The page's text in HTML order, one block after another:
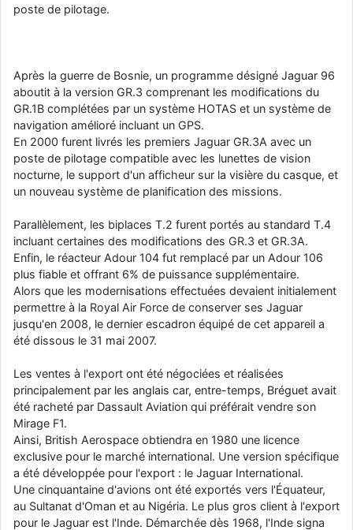
poste de pilotage.
Après la guerre de Bosnie, un programme désigné Jaguar 96
aboutit à la version GR.3 comprenant les modifications du
GR.1B complétées par un système HOTAS et un système de
navigation amélioré incluant un GPS.
En 2000 furent livrés les premiers Jaguar GR.3A avec un
poste de pilotage compatible avec les lunettes de vision
nocturne, le support d'un afficheur sur la visière du casque, et
un nouveau système de planification des missions.
Parallèlement, les biplaces T.2 furent portés au standard T.4
incluant certaines des modifications des GR.3 et GR.3A.
Enfin, le réacteur Adour 104 fut remplacé par un Adour 106
plus fiable et offrant 6% de puissance supplémentaire.
Alors que les modernisations effectuées devaient initialement
permettre à la Royal Air Force de conserver ses Jaguar
jusqu'en 2008, le dernier escadron équipé de cet appareil a
été dissous le 31 mai 2007.
Les ventes à l'export ont été négociées et réalisées
principalement par les anglais car, entre-temps, Bréguet avait
été racheté par Dassault Aviation qui préférait vendre son
Mirage F1.
Ainsi, British Aerospace obtiendra en 1980 une licence
exclusive pour le marché international. Une version spécifique
a été développée pour l'export : le Jaguar International.
Une cinquantaine d'avions ont été exportés vers l'Équateur,
au Sultanat d'Oman et au Nigéria. Le plus gros client à l'export
pour le Jaguar est l'Inde. Démarchée dès 1968, l'Inde signa